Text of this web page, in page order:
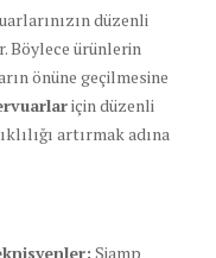
düzenli
Böylece ürünlerin
önüne geçilmesine
için düzenli
artırmak adına
Siamp